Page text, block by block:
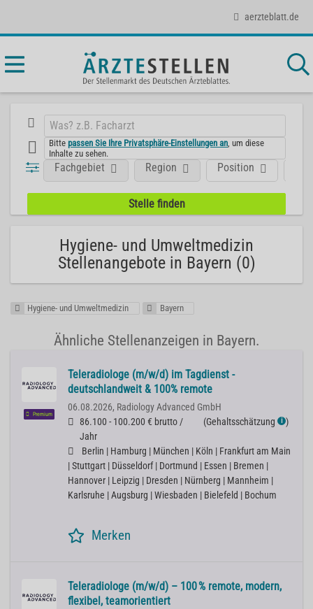
aerzteblatt.de
Bittepassen Sie Ihre Privatsphäre-Einstellungen an , um diese
Inhalte zu sehen.
Position
Fachgebiet Region
Hygiene- und Umweltmedizin
Stellenangebote in Bayern (0)
Hygiene- und Umweltmedizin Bayern
Ähnliche Stellenanzeigen in Bayern.
Premium
Teleradiologe (m/w/d) im Tagdienst -
deutschlandweit & 100% remote
06.08.2026, Radiology Advanced GmbH
86.100 - 100.200 € brutto /
Jahr
(Gehaltsschätzung ℹ )
Berlin | Hamburg | München | Köln | Frankfurt am Main
| Stuttgart | Düsseldorf | Dortmund | Essen | Bremen |
Hannover | Leipzig | Dresden | Nürnberg | Mannheim |
Karlsruhe | Augsburg | Wiesbaden | Bielefeld | Bochum
Merken
Teleradiologe (m/w/d) – 100 % remote, modern,
flexibel, teamorientiert